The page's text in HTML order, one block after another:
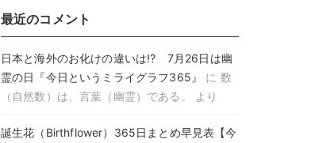
ゴ
ー
最近のコメント
日本と海外のお化けの違いは!? 7月26日は幽
霊の日『今日というミライグラフ365』
に 数
（自然数）は、言葉（幽霊）である。
より
誕生花（Birthflower）365日まとめ早見表【今